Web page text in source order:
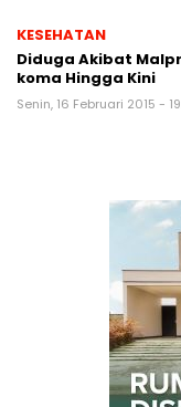
KESEHATAN
Diduga Akibat
koma Hingga Kini
Senin, 16 Februari 2015 -